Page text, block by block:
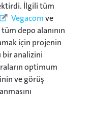
İlgili tüm
Vegacomve
depo alanının
için projenin
bir analizini
optimum
ve görüş